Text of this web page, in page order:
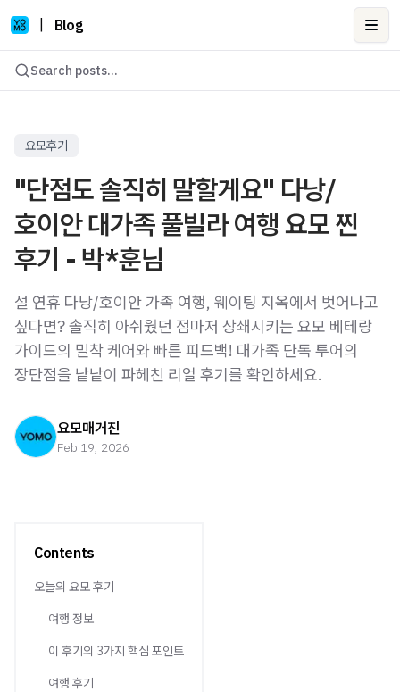
Blog
Search posts...
요모후기
"단점도 솔직히 말할게요" 다낭/
호이안 대가족 풀빌라 여행 요모 찐
후기 - 박*훈님
설 연휴 다낭/호이안 가족 여행, 웨이팅 지옥에서 벗어나고
싶다면? 솔직히 아쉬웠던 점마저 상쇄시키는 요모 베테랑
가이드의 밀착 케어와 빠른 피드백! 대가족 단독 투어의
장단점을 낱낱이 파헤친 리얼 후기를 확인하세요.
요모매거진
Feb 19, 2026
Contents
오늘의 요모 후기
여행 정보
이 후기의 3가지 핵심 포인트
여행 후기